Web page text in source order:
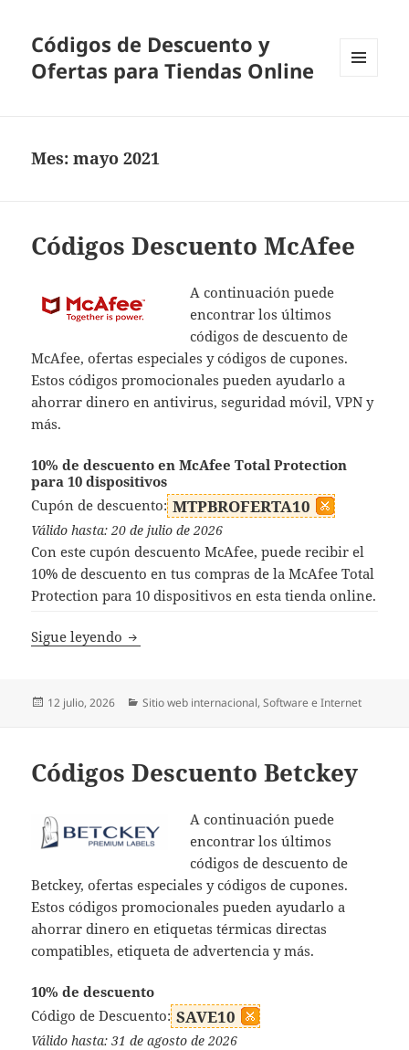
Códigos de Descuento y
Ofertas para Tiendas Online
Mes:mayo 2021
Códigos Descuento McAfee
A continuación puede
encontrar los últimos
códigos de descuento de
McAfee, ofertas especiales y códigos de cupones.
Estos códigos promocionales pueden ayudarlo a
ahorrar dinero en antivirus, seguridad móvil, VPN y
más.
10% de descuento en McAfee Total Protection
para 10 dispositivos
Cupón de descuento: MTPBROFERTA10
Válido hasta: 20 de julio de 2026
Con este cupón descuento McAfee, puede recibir el
10% de descuento en tus compras de la McAfee Total
Protection para 10 dispositivos en esta tienda online.
Sigue leyendo Códigos Descuento McAfee
Publicado
12 julio, 2026 Categorías
Sitio web internacional,Software e Internet
Códigos Descuento Betckey
A continuación puede
encontrar los últimos
códigos de descuento de
Betckey, ofertas especiales y códigos de cupones.
Estos códigos promocionales pueden ayudarlo a
ahorrar dinero en etiquetas térmicas directas
compatibles, etiqueta de advertencia y más.
10% de descuento
Código de Descuento: SAVE10
Válido hasta: 31 de agosto de 2026